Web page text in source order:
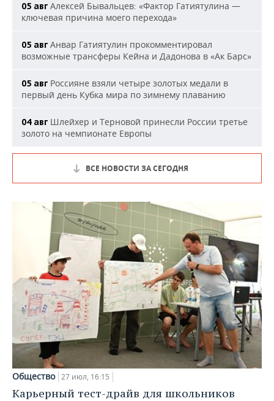
05 авг Алексей Бывальцев: «Фактор Гатиятулина —
ключевая причина моего перехода»
05 авг Анвар Гатиятулин прокомментировал
возможные трансферы Кейна и Дадонова в «Ак Барс»
05 авг Россияне взяли четыре золотых медали в
первый день Кубка мира по зимнему плаванию
04 авг Шлейхер и Терновой принесли России третье
золото на чемпионате Европы
ВСЕ НОВОСТИ ЗА СЕГОДНЯ
Общество 27 июл, 16:15
Карьерный тест-драйв для школьников